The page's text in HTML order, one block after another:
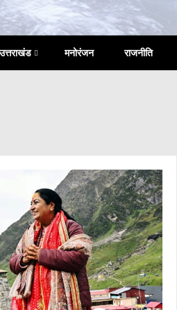
उत्तराखंड मनोरंजन राजनीति